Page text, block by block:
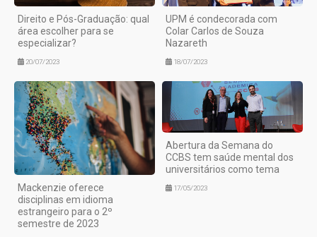
Direito e Pós-Graduação: qual
área escolher para se
especializar?
20/07/2023
UPM é condecorada com
Colar Carlos de Souza
Nazareth
18/07/2023
Mackenzie oferece
disciplinas em idioma
estrangeiro para o 2º
semestre de 2023
Abertura da Semana do
CCBS tem saúde mental dos
universitários como tema
17/05/2023